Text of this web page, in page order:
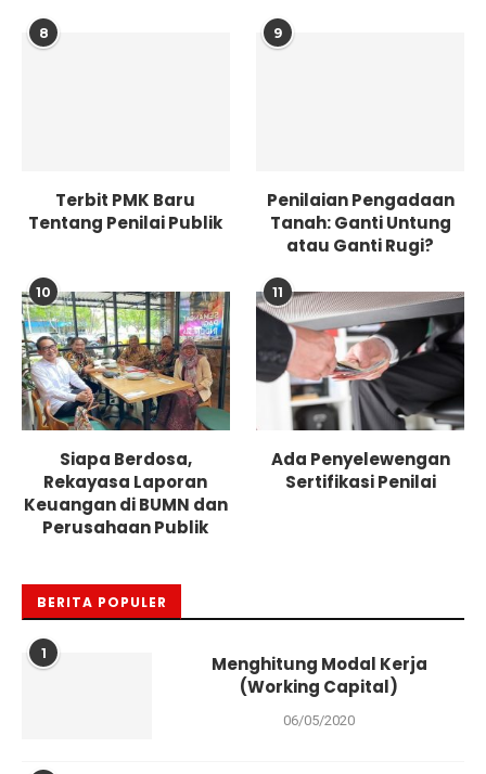
8
Terbit PMK Baru
Tentang Penilai Publik
9
Penilaian Pengadaan
Tanah: Ganti Untung
atau Ganti Rugi?
10
Siapa Berdosa,
Rekayasa Laporan
Keuangan di BUMN dan
Perusahaan Publik
11
Ada Penyelewengan
Sertifikasi Penilai
BERITA POPULER
1
Menghitung Modal Kerja
(Working Capital)
06/05/2020